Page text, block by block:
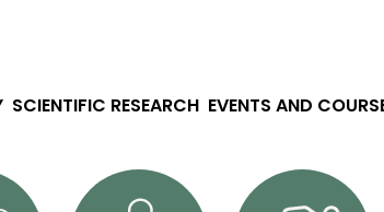
SCIENTIFIC RESEARCH EVENTS AND